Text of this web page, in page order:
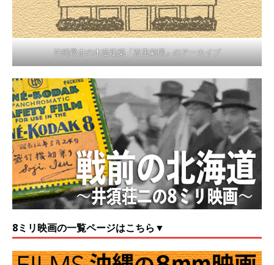
沖縄最古の木造建築「首里劇場」のアーカイブ
8ミリ映画の一覧ページはこちら▼